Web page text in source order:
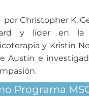
Christopher K.
y líder en la
y Kristin
Austin e
Programa